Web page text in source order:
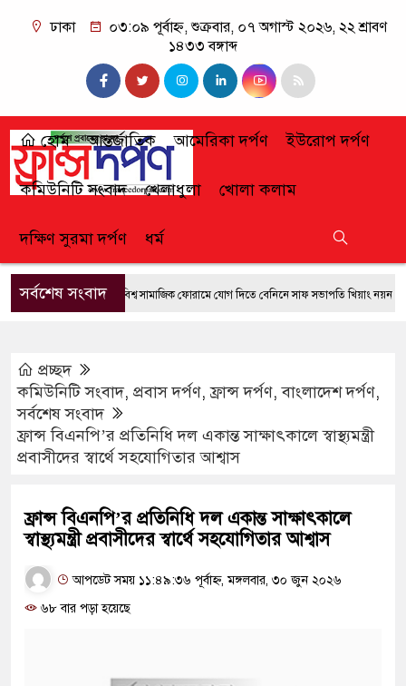
ঢাকা
০৩:০৯ পূর্বাহ্ন, শুক্রবার, ০৭ অগাস্ট ২০২৬, ২২ শ্রাবণ
১৪৩৩ বঙ্গাব্দ
হোম আন্তর্জাতিক আমেরিকা দর্পণ ইউরোপ দর্পণ
কমিউনিটি সংবাদ খেলাধুলা খোলা কলাম
দক্ষিণ সুরমা দর্পণ ধর্ম
সর্বশেষ সংবাদবিশ্ব সামাজিক ফোরামে যোগ দিতে বেনিনে সাফ সভাপতি খিয়াং নয়ন
প্রচ্ছদ
কমিউনিটি সংবাদ, প্রবাস দর্পণ,ফ্রান্স দর্পণ,বাংলাদেশ দর্পণ,
সর্বশেষ সংবাদ
ফ্রান্স বিএনপি’র প্রতিনিধি দল একান্ত সাক্ষাৎকালে স্বাস্থ্যমন্ত্রী
প্রবাসীদের স্বার্থে সহযোগিতার আশ্বাস
ফ্রান্স বিএনপি’র প্রতিনিধি দল একান্ত সাক্ষাৎকালে
স্বাস্থ্যমন্ত্রী প্রবাসীদের স্বার্থে সহযোগিতার আশ্বাস
আপডেট সময় ১১:৪৯:৩৬ পূর্বাহ্ন, মঙ্গলবার, ৩০ জুন ২০২৬
৬৮ বার পড়া হয়েছে